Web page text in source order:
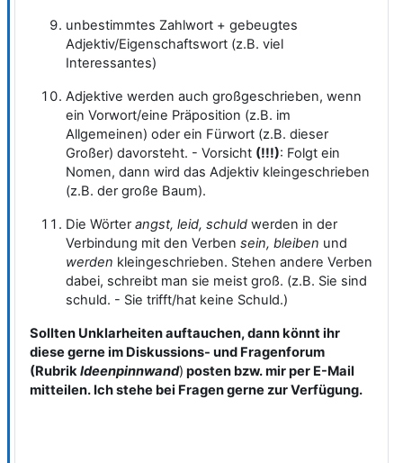
unbestimmtes Zahlwort + gebeugtes
Adjektiv/Eigenschaftswort (z.B. viel
Interessantes)
Adjektive werden auch großgeschrieben, wenn
ein Vorwort/eine Präposition (z.B. im
Allgemeinen) oder ein Fürwort (z.B. dieser
Großer) davorsteht. - Vorsicht (!!!): Folgt ein
Nomen, dann wird das Adjektiv kleingeschrieben
(z.B. der große Baum).
Die Wörterangst, leid, schuld werden in der
Verbindung mit den Verben sein, bleiben und
werden kleingeschrieben. Stehen andere Verben
dabei, schreibt man sie meist groß. (z.B. Sie sind
schuld. - Sie trifft/hat keine Schuld.)
Sollten Unklarheiten auftauchen, dann könnt ihr
diese gerne im Diskussions- und Fragenforum
(RubrikIdeenpinnwand) posten bzw. mir per E-Mail
mitteilen. Ich stehe bei Fragen gerne zur Verfügung.